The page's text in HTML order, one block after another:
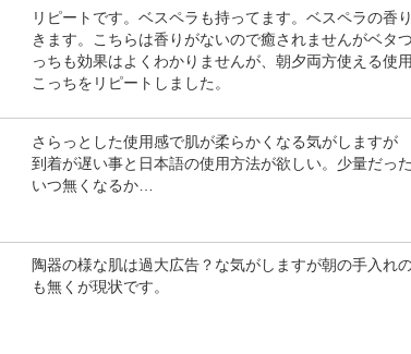
リピートです。ベスペラも持ってます。ベスペラの香
きます。こちらは香りがないので癒されませんがベタ
っちも効果はよくわかりませんが、朝夕両方使える使
こっちをリピートしました。
さらっとした使用感で肌が柔らかくなる気がしますが
到着が遅い事と日本語の使用方法が欲しい。少量だっ
いつ無くなるか…
陶器の様な肌は過大広告？な気がしますが朝の手入れ
も無くが現状です。